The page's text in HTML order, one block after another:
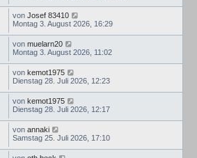
von Josef 83410
Montag 3. August 2026, 16:29
von muelarn20
Montag 3. August 2026, 11:02
von kemot1975
Dienstag 28. Juli 2026, 12:23
von kemot1975
Dienstag 28. Juli 2026, 12:17
von annaki
Samstag 25. Juli 2026, 17:10